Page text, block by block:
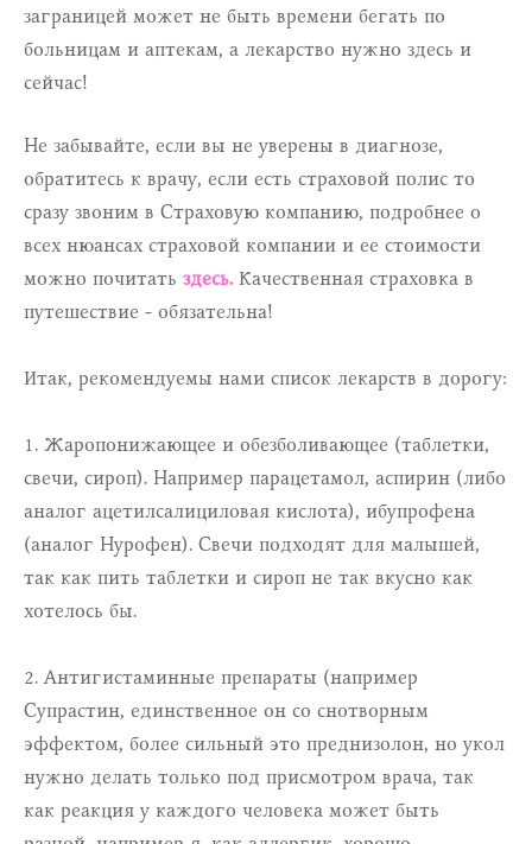
заграницей может не быть времени бегать по
больницам и аптекам, а лекарство нужно здесь и
сейчас!
Не забывайте, если вы не уверены в диагнозе,
обратитесь к врачу, если есть страховой полис то
сразу звоним в Страховую компанию, подробнее о
всех нюансах страховой компании и ее стоимости
можно почитать здесь.Качественная страховка в
путешествие - обязательна!
Итак, рекомендуемы нами список лекарств в дорогу:
1. Жаропонижающее и обезболивающее (таблетки,
свечи, сироп). Например парацетамол, аспирин (либо
аналог ацетилсалициловая кислота), ибупрофена
(аналог Нурофен). Свечи подходят для малышей,
так как пить таблетки и сироп не так вкусно как
хотелось бы.
2. Антигистаминные препараты (например
Супрастин, единственное он со снотворным
эффектом, более сильный это преднизолон, но укол
нужно делать только под присмотром врача, так
как реакция у каждого человека может быть